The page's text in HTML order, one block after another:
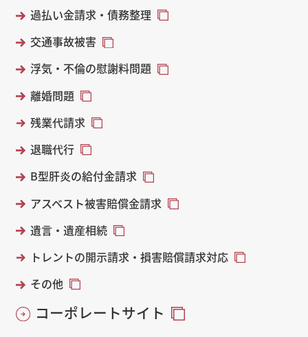
過払い金請求・債務整理
交通事故被害
浮気・不倫の慰謝料問題
離婚問題
残業代請求
退職代行
B型肝炎の給付金請求
アスベスト被害賠償金請求
遺言・遺産相続
トレントの開示請求・損害賠償請求対応
その他
コーポレートサイト